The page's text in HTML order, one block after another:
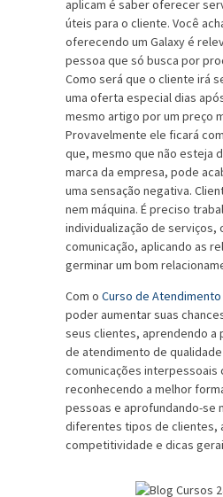
aplicam é saber oferecer
úteis para o cliente. Você
oferecendo um Galaxy é
pessoa que só busca por
Como será que o cliente irá
uma oferta especial dias
mesmo artigo por um preço
Provavelmente ele ficará
que, mesmo que não esteja
marca da empresa, pode
uma sensação negativa.
nem máquina. É preciso
individualização de serviços,
comunicação, aplicando as
germinar um bom
Com o Curso de
poder aumentar suas
seus clientes, aprendendo a
de atendimento de
comunicações interpessoais
reconhecendo a melhor
pessoas e aprofundando-se
diferentes tipos de clientes,
competitividade e dicas